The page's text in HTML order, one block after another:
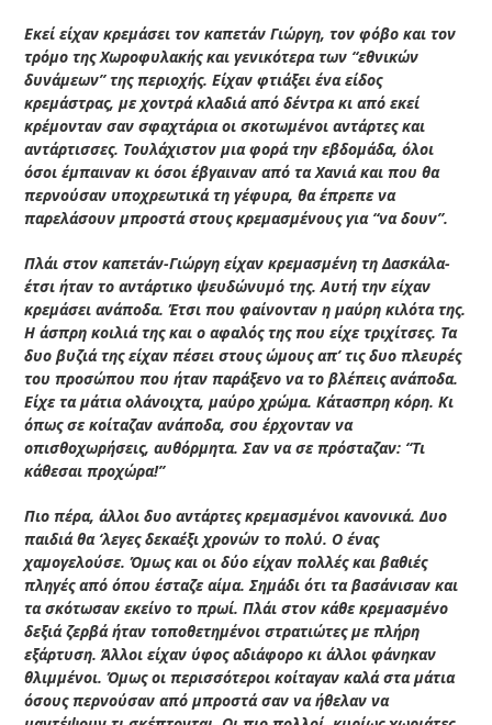
Εκεί είχαν κρεμάσει τον καπετάν Γιώργη, τον φόβο και τον
τρόμο της Χωροφυλακής και γενικότερα των “εθνικών
δυνάμεων” της περιοχής. Είχαν φτιάξει ένα είδος
κρεμάστρας, με χοντρά κλαδιά από δέντρα κι από εκεί
κρέμονταν σαν σφαχτάρια οι σκοτωμένοι αντάρτες και
αντάρτισσες. Τουλάχιστον μια φορά την εβδομάδα, όλοι
όσοι έμπαιναν κι όσοι έβγαιναν από τα Χανιά και που θα
περνούσαν υποχρεωτικά τη γέφυρα, θα έπρεπε να
παρελάσουν μπροστά στους κρεμασμένους για “να δουν”.
Πλάι στον καπετάν-Γιώργη είχαν κρεμασμένη τη Δασκάλα-
έτσι ήταν το αντάρτικο ψευδώνυμό της. Αυτή την είχαν
κρεμάσει ανάποδα. Έτσι που φαίνονταν η μαύρη κιλότα της.
Η άσπρη κοιλιά της και ο αφαλός της που είχε τριχίτσες. Τα
δυο βυζιά της είχαν πέσει στους ώμους απ’ τις δυο πλευρές
του προσώπου που ήταν παράξενο να το βλέπεις ανάποδα.
Είχε τα μάτια ολάνοιχτα, μαύρο χρώμα. Κάτασπρη κόρη. Κι
όπως σε κοίταζαν ανάποδα, σου έρχονταν να
οπισθοχωρήσεις, αυθόρμητα. Σαν να σε πρόσταζαν: “Τι
κάθεσαι προχώρα!”
Πιο πέρα, άλλοι δυο αντάρτες κρεμασμένοι κανονικά. Δυο
παιδιά θα ‘λεγες δεκαέξι χρονών το πολύ. Ο ένας
χαμογελούσε. Όμως και οι δύο είχαν πολλές και βαθιές
πληγές από όπου έσταζε αίμα. Σημάδι ότι τα βασάνισαν και
τα σκότωσαν εκείνο το πρωί. Πλάι στον κάθε κρεμασμένο
δεξιά ζερβά ήταν τοποθετημένοι στρατιώτες με πλήρη
εξάρτυση. Άλλοι είχαν ύφος αδιάφορο κι άλλοι φάνηκαν
θλιμμένοι. Όμως οι περισσότεροι κοίταγαν καλά στα μάτια
όσους περνούσαν από μπροστά σαν να ήθελαν να